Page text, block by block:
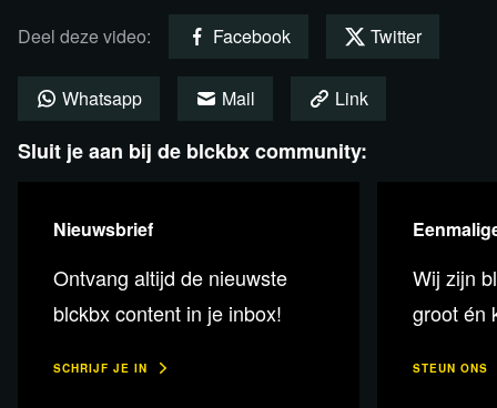
Deel deze video: Facebook Twitter
Whatsapp Mail Link
Sluit je aan bij de blckbx community:
Nieuwsbrief
Ontvang altijd de nieuwste
blckbx content in je inbox!
SCHRIJF JE IN
Wij zijn
groot én
STEUN ONS